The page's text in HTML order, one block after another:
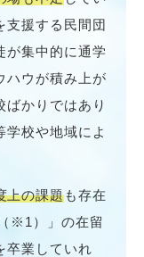
支援する民間団
が集中的に通学
ハウが積み上が
ばかりではあり
学校や地域によ
上の課題も存在
（※1）」の在留
卒業していれ